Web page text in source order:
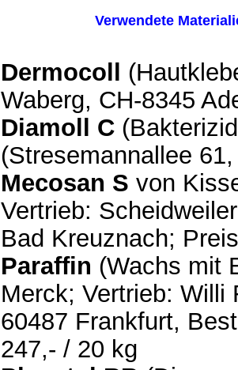
Verwendete
Dermocoll
Waberg, CH-8345
Diamoll C
(Stresemannallee
Mecosan S von
Vertrieb:
Bad Kreuznach;
Paraffin (Wachs mit
Merck; Vertrieb: Willi
60487 Frankfurt,
247,- / 20 kg